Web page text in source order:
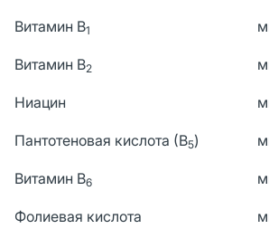
Витамин В1
Витамин В2
Ниацин
Пантотеновая кислота (В5)
Витамин В6
Фолиевая кислота